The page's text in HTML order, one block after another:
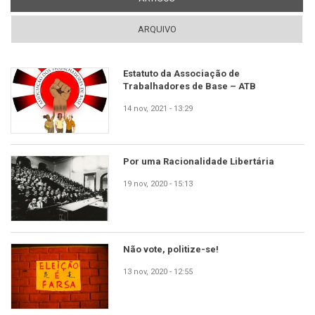
ARQUIVO
Estatuto da Associação de
Trabalhadores de Base – ATB
14 nov, 2021 - 13:29
Por uma Racionalidade Libertária
19 nov, 2020 - 15:13
Não vote, politize-se!
13 nov, 2020 - 12:55